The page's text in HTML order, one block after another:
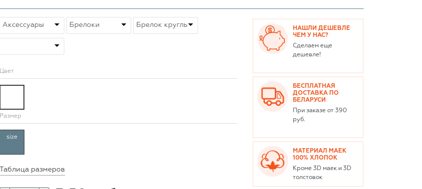
Цвет
Размер
size
Таблица размеров
НАШЛИ ДЕШЕВЛЕ
ЧЕМ У НАС?
Сделаем еще
дешевле!
БЕСПЛАТНАЯ
ДОСТАВКА ПО
БЕЛАРУСИ
При заказе от 390
руб.
МАТЕРИАЛ МАЕК
100% ХЛОПОК
Кроме 3D маек и 3D
толстовок